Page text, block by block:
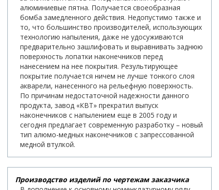
алюминиевые пятна. Получается своеобразная
бомба замедленного действия. Недопустимо также и
то, что большинство производителей, использующих
технологию напыления, даже не удосуживаются
предварительно зашлифовать и выравнивать заднюю
поверхность лопатки наконечников перед
нанесением на нее покрытия. Результирующее
покрытие получается ничем не лучше тонкого слоя
акварели, нанесенного на рельефную поверхность.
По причинам недостаточной надежности данного
продукта, завод «КВТ» прекратил выпуск
наконечников с напылением еще в 2005 году и
сегодня предлагает современную разработку – новый
тип алюмо-медных наконечников с запрессованной
медной втулкой.
Производство изделий по чертежам заказчика